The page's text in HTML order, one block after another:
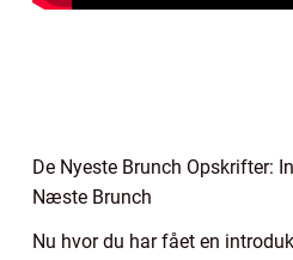
De Nyeste Brunch Opskrifter:
Næste Brunch
Nu hvor du har fået en